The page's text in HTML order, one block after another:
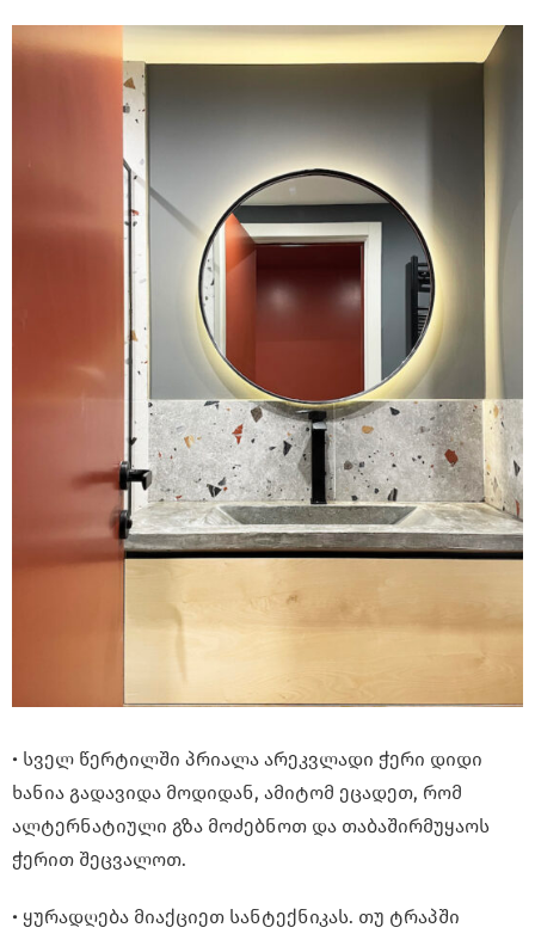
• სველ წერტილში პრიალა არეკვლადი ჭერი დიდი
ხანია გადავიდა მოდიდან, ამიტომ ეცადეთ, რომ
ალტერნატიული გზა მოძებნოთ და თაბაშირმუყაოს
ჭერით შეცვალოთ.
• ყურადღება მიაქციეთ სანტექნიკას. თუ ტრაპში